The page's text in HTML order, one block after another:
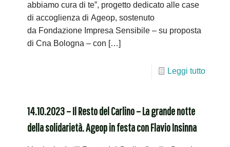
abbiamo cura di te”, progetto dedicato alle case
di accoglienza di Ageop, sostenuto
da Fondazione Impresa Sensibile – su proposta
di Cna Bologna – con […]
Leggi tutto
14.10.2023 – Il Resto del Carlino – La grande notte
della solidarietà. Ageop in festa con Flavio Insinna